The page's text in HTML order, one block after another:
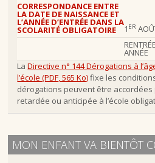
CORRESPONDANCE ENTRE
LA DATE DE NAISSANCE ET
L’ANNÉE D’ENTRÉE DANS LA
SCOLARITÉ OBLIGATOIRE 1 ER
ANNÉE
LaDirective n° 144 Dérogations à
l’école (PDF, 565 Ko)fixe les
dérogations peuvent être
retardée ou anticipée à l’école
MON ENFANT VA BIENTÔT